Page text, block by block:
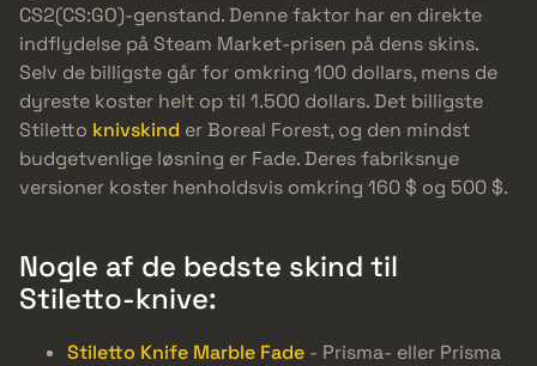
CS2(CS:GO)-genstand. Denne faktor har en direkte
indflydelse på Steam Market-prisen på dens skins.
Selv de billigste går for omkring 100 dollars, mens de
dyreste koster helt op til 1.500 dollars. Det billigste
Stiletto knivskind er Boreal Forest, og den mindst
budgetvenlige løsning er Fade. Deres fabriksnye
versioner koster henholdsvis omkring 160 $ og 500 $.
Nogle af de bedste skind til
Stiletto-knive:
Stiletto Knife Marble Fade - Prisma- eller Prisma